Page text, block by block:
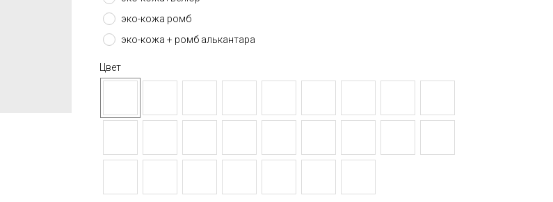
эко-кожа ромб
эко-кожа + ромб алькантара
Цвет